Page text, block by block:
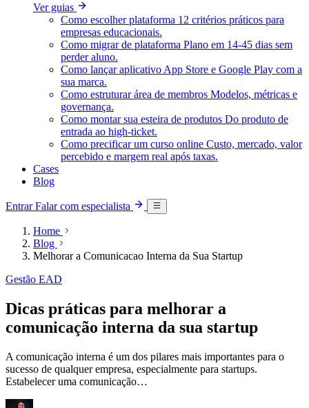
Ver guias
Como escolher plataforma 12 critérios práticos para
empresas educacionais.
Como migrar de plataforma Plano em 14-45 dias sem
perder aluno.
Como lançar aplicativo App Store e Google Play com a
sua marca.
Como estruturar área de membros Modelos, métricas e
governança.
Como montar sua esteira de produtos Do produto de
entrada ao high-ticket.
Como precificar um curso online Custo, mercado, valor
percebido e margem real após taxas.
Cases
Blog
EntrarFalar com especialista
Home
Blog
Melhorar a Comunicacao Interna da Sua Startup
Gestão EAD
Dicas práticas para melhorar a
comunicação interna da sua startup
A comunicação interna é um dos pilares mais importantes para o
sucesso de qualquer empresa, especialmente para startups.
Estabelecer uma comunicação…